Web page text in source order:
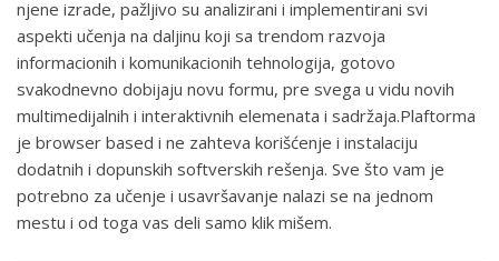
njene izrade, pažljivo su analizirani i implementirani svi
aspekti učenja na daljinu koji sa trendom razvoja
informacionih i komunikacionih tehnologija, gotovo
svakodnevno dobijaju novu formu, pre svega u vidu novih
multimedijalnih i interaktivnih elemenata i sadržaja.Plaftorma
je browser based i ne zahteva korišćenje i instalaciju
dodatnih i dopunskih softverskih rešenja. Sve što vam je
potrebno za učenje i usavršavanje nalazi se na jednom
mestu i od toga vas deli samo klik mišem.